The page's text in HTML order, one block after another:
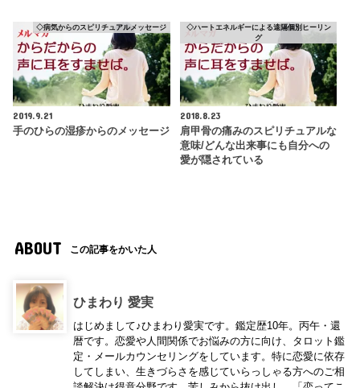
◇病気からのスピリチュアルメッセージ
2019.9.21
手のひらの湿疹からのメッセージ
◇ハートエネルギーによる遠隔個別ヒーリン
グ
2018.8.23
肩甲骨の痛みのスピリチュアルな
意味/どんな出来事にも自分への
愛が隠されている
ABOUT この記事をかいた人
ひまわり 愛実
はじめまして♪ひまわり愛実です。鑑定歴10年。丙午・還
暦です。恋愛や人間関係でお悩みの方に向け、タロット鑑
定・メールカウンセリングをしています。特に恋愛に依存
してしまい、生きづらさを感じていらっしゃる方へのご相